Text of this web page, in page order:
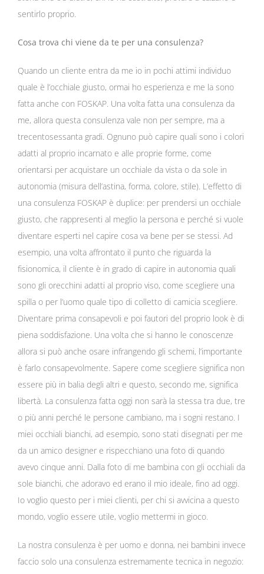
sentirlo proprio.
Cosa trova chi viene da te per una consulenza?
Quando un cliente entra da me io in pochi attimi individuo
quale è l’occhiale giusto, ormai ho esperienza e me la sono
fatta anche con FOSKAP. Una volta fatta una consulenza da
me, allora questa consulenza vale non per sempre, ma a
trecentosessanta gradi. Ognuno può capire quali sono i colori
adatti al proprio incarnato e alle proprie forme, come
orientarsi per acquistare un occhiale da vista o da sole in
autonomia (misura dell’astina, forma, colore, stile). L’effetto di
una consulenza FOSKAP è duplice: per prendersi un occhiale
giusto, che rappresenti al meglio la persona e perché si vuole
diventare esperti nel capire cosa va bene per se stessi. Ad
esempio, una volta affrontato il punto che riguarda la
fisionomica, il cliente è in grado di capire in autonomia quali
sono gli orecchini adatti al proprio viso, come scegliere una
spilla o per l’uomo quale tipo di colletto di camicia scegliere.
Diventare prima consapevoli e poi fautori del proprio look è di
piena soddisfazione. Una volta che si hanno le conoscenze
allora si può anche osare infrangendo gli schemi, l’importante
è farlo consapevolmente. Sapere come scegliere significa non
essere più in balia degli altri e questo, secondo me, significa
libertà. La consulenza fatta oggi non sarà la stessa tra due, tre
o più anni perché le persone cambiano, ma i sogni restano. I
miei occhiali bianchi, ad esempio, sono stati disegnati per me
da un amico designer e rispecchiano una foto di quando
avevo cinque anni. Dalla foto di me bambina con gli occhiali da
sole bianchi, che adoravo ed erano il mio ideale, fino ad oggi.
Io voglio questo per i miei clienti, per chi si avvicina a questo
mondo, voglio essere utile, voglio mettermi in gioco.
La nostra consulenza è per uomo e donna, nei bambini invece
faccio solo una consulenza estremamente tecnica in negozio: